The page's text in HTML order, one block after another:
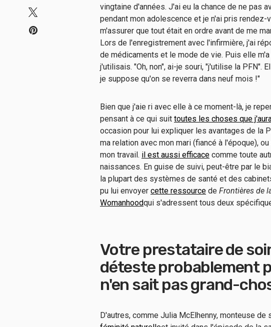
vingtaine d'années. J'ai eu la chance de ne pas
pendant mon adolescence et je n'ai pris
m'assurer que tout était en ordre avant de me
Lors de l'enregistrement avec l'infirmière, j'ai
de médicaments et le mode de vie. Puis elle
j'utilisais. "Oh, non", ai-je souri, "j'utilise la PFN".
je suppose qu'on se reverra dans neuf mois !"
Bien que j'aie ri avec elle à ce moment-là, je
pensant à ce qui suit toutes les choses que
occasion pour lui expliquer les avantages de la
ma relation avec mon mari (fiancé à l'époque),
mon travail. il est aussi efficace comme toute
naissances. En guise de suivi, peut-être par le
la plupart des systèmes de santé et des
pu lui envoyer cette ressource de Frontières de
Womanhoodqui s'adressent tous deux
Votre prestataire de
déteste probablement
n'en sait pas grand-
D'autres, comme Julia McElhenny, monteuse de